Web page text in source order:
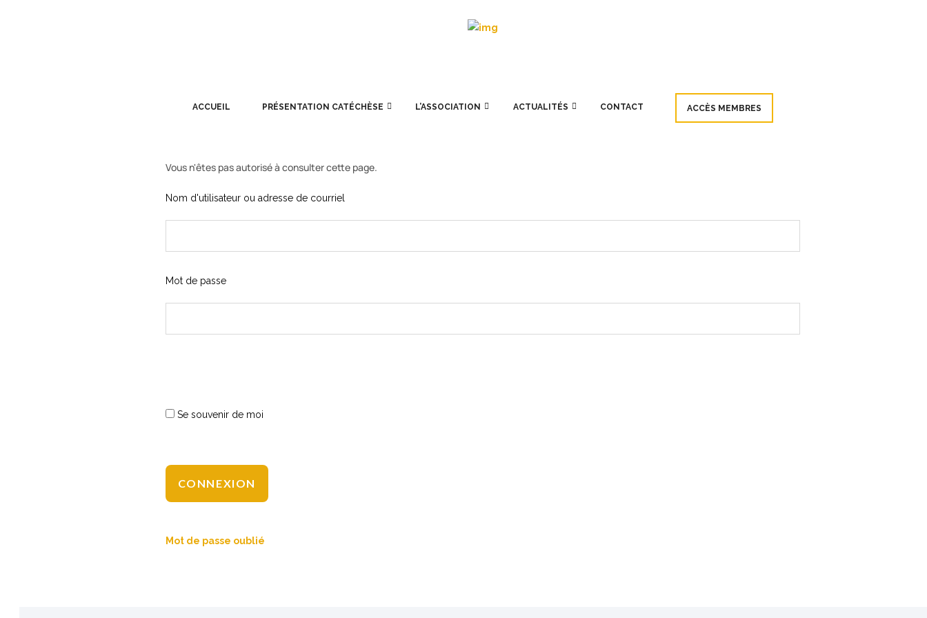
ACCUEIL PRÉSENTATION CATÉCHÈSE L’ASSOCIATION ACTUALITÉS CONTACT ACCÈS MEMBRES
Vous n'êtes pas autorisé à consulter cette page.
Nom d'utilisateur ou adresse de courriel
Mot de passe
Se souvenir de moi
Mot de passe oublié